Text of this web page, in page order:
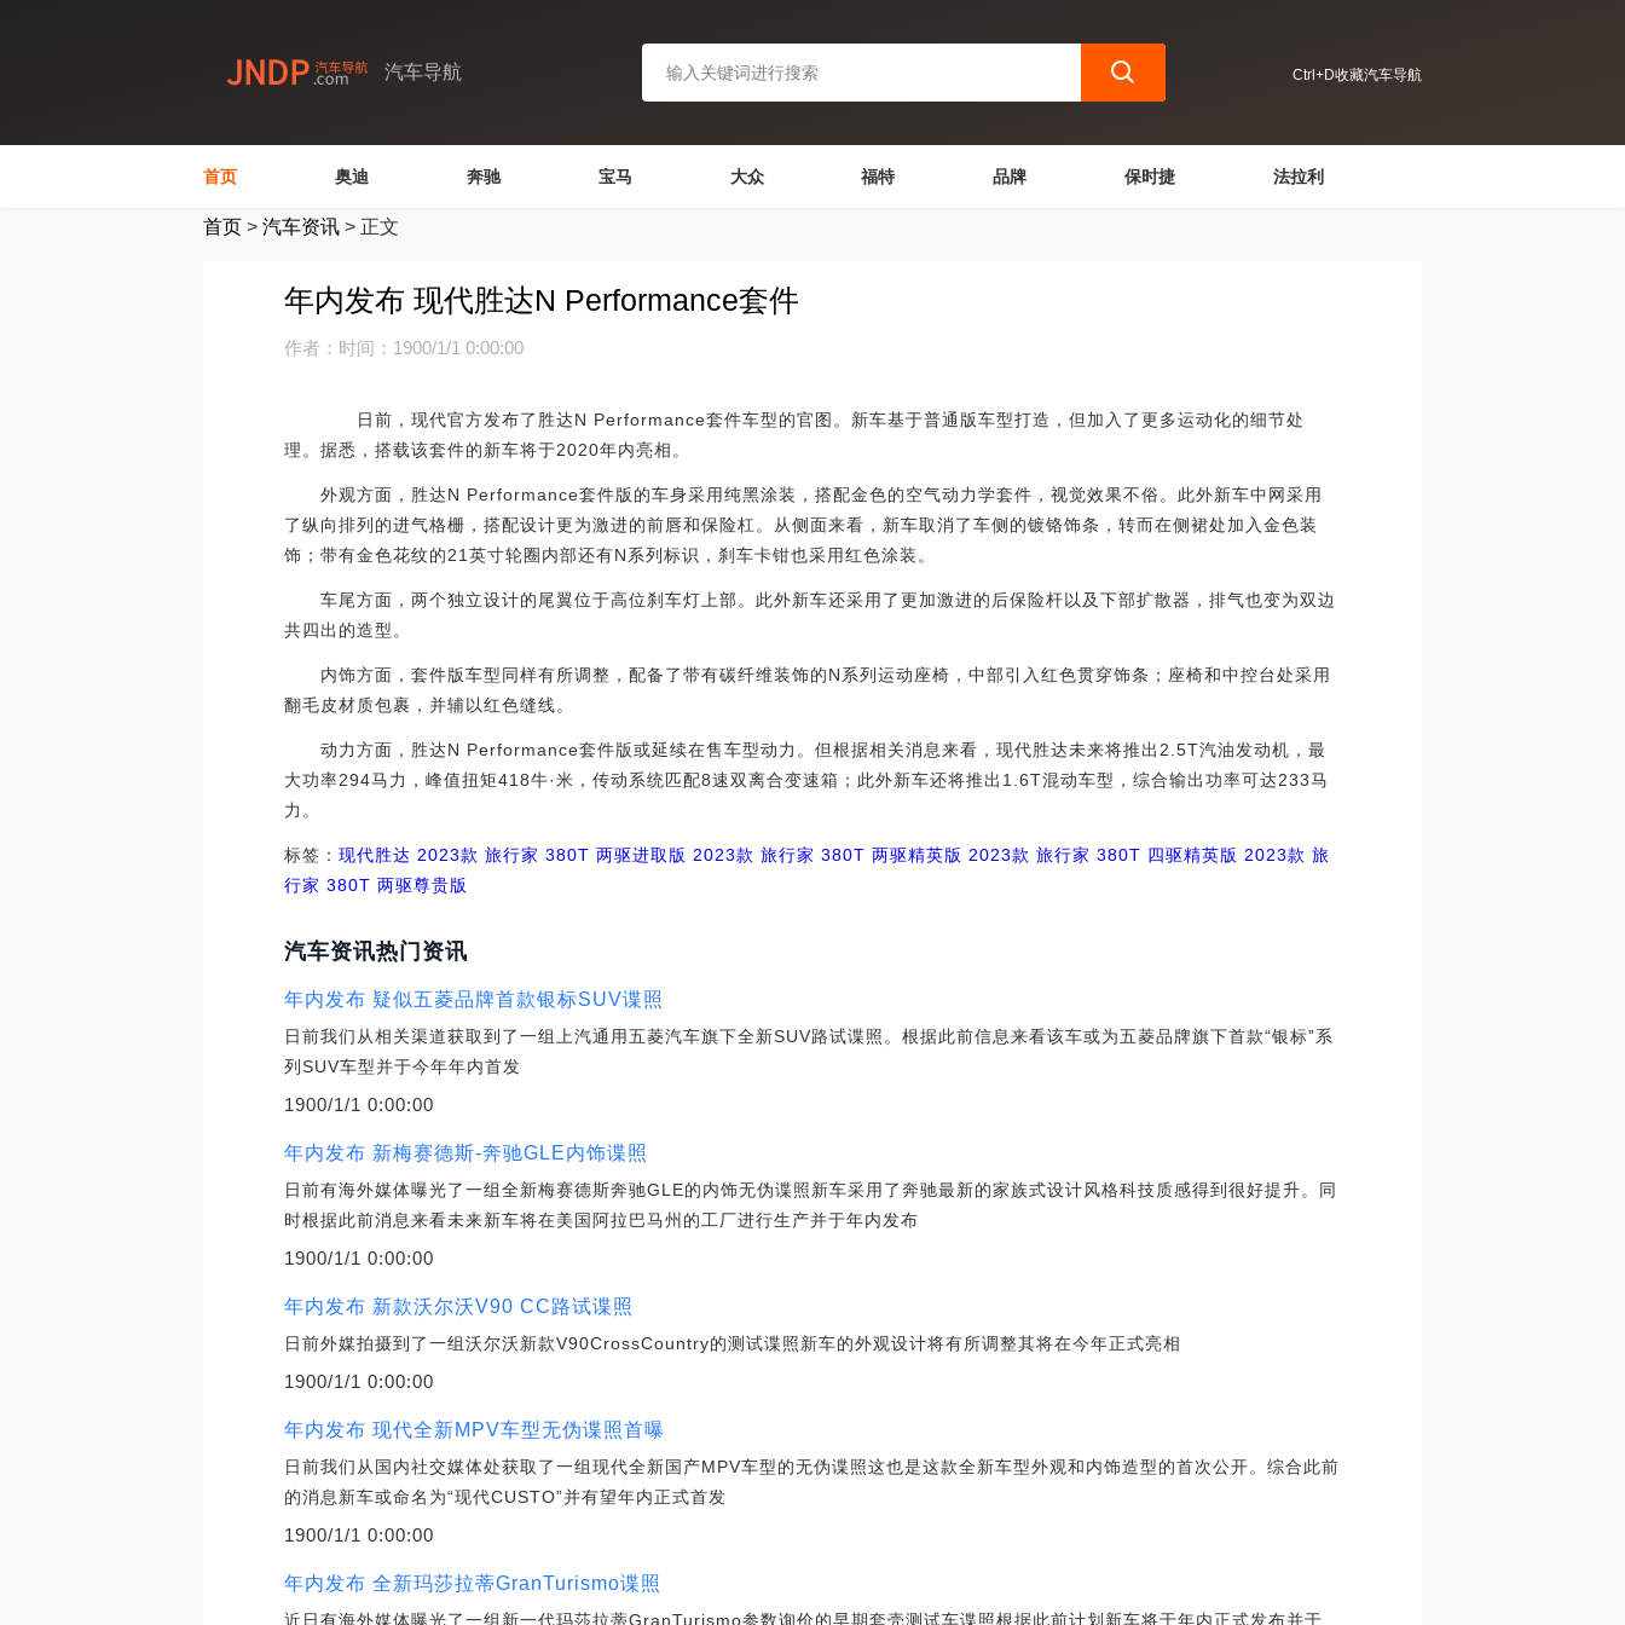
汽车导航 Ctrl+D收藏汽车导航
首页 奥迪 奔驰 宝马 大众 福特 品牌 保时捷 法拉利
首页 > 汽车资讯 > 正文
年内发布 现代胜达N Performance套件
作者： 时间：1900/1/1 0:00:00
日前，现代官方发布了胜达N Performance套件车型的官图。新车基于普通版车型打造，但加入了更多运动化的细节处
理。据悉，搭载该套件的新车将于2020年内亮相。
外观方面，胜达N Performance套件版的车身采用纯黑涂装，搭配金色的空气动力学套件，视觉效果不俗。此外新车中网采用
了纵向排列的进气格栅，搭配设计更为激进的前唇和保险杠。从侧面来看，新车取消了车侧的镀铬饰条，转而在侧裙处加入金色装
饰；带有金色花纹的21英寸轮圈内部还有N系列标识，刹车卡钳也采用红色涂装。
车尾方面，两个独立设计的尾翼位于高位刹车灯上部。此外新车还采用了更加激进的后保险杆以及下部扩散器，排气也变为双边
共四出的造型。
内饰方面，套件版车型同样有所调整，配备了带有碳纤维装饰的N系列运动座椅，中部引入红色贯穿饰条；座椅和中控台处采用
翻毛皮材质包裹，并辅以红色缝线。
动力方面，胜达N Performance套件版或延续在售车型动力。但根据相关消息来看，现代胜达未来将推出2.5T汽油发动机，最
大功率294马力，峰值扭矩418牛·米，传动系统匹配8速双离合变速箱；此外新车还将推出1.6T混动车型，综合输出功率可达233马
力。
标签：现代胜达 2023款 旅行家 380T 两驱进取版 2023款 旅行家 380T 两驱精英版 2023款 旅行家 380T 四驱精英版 2023款 旅
行家 380T 两驱尊贵版
汽车资讯热门资讯
年内发布 疑似五菱品牌首款银标SUV谍照
日前我们从相关渠道获取到了一组上汽通用五菱汽车旗下全新SUV路试谍照。根据此前信息来看该车或为五菱品牌旗下首款“银标”系
列SUV车型并于今年年内首发
1900/1/1 0:00:00
年内发布 新梅赛德斯-奔驰GLE内饰谍照
日前有海外媒体曝光了一组全新梅赛德斯奔驰GLE的内饰无伪谍照新车采用了奔驰最新的家族式设计风格科技质感得到很好提升。同
时根据此前消息来看未来新车将在美国阿拉巴马州的工厂进行生产并于年内发布
1900/1/1 0:00:00
年内发布 新款沃尔沃V90 CC路试谍照
日前外媒拍摄到了一组沃尔沃新款V90CrossCountry的测试谍照新车的外观设计将有所调整其将在今年正式亮相
1900/1/1 0:00:00
年内发布 现代全新MPV车型无伪谍照首曝
日前我们从国内社交媒体处获取了一组现代全新国产MPV车型的无伪谍照这也是这款全新车型外观和内饰造型的首次公开。综合此前
的消息新车或命名为“现代CUSTO”并有望年内正式首发
1900/1/1 0:00:00
年内发布 全新玛莎拉蒂GranTurismo谍照
近日有海外媒体曝光了一组新一代玛莎拉蒂GranTurismo参数询价的早期套壳测试车谍照根据此前计划新车将于年内正式发布并于